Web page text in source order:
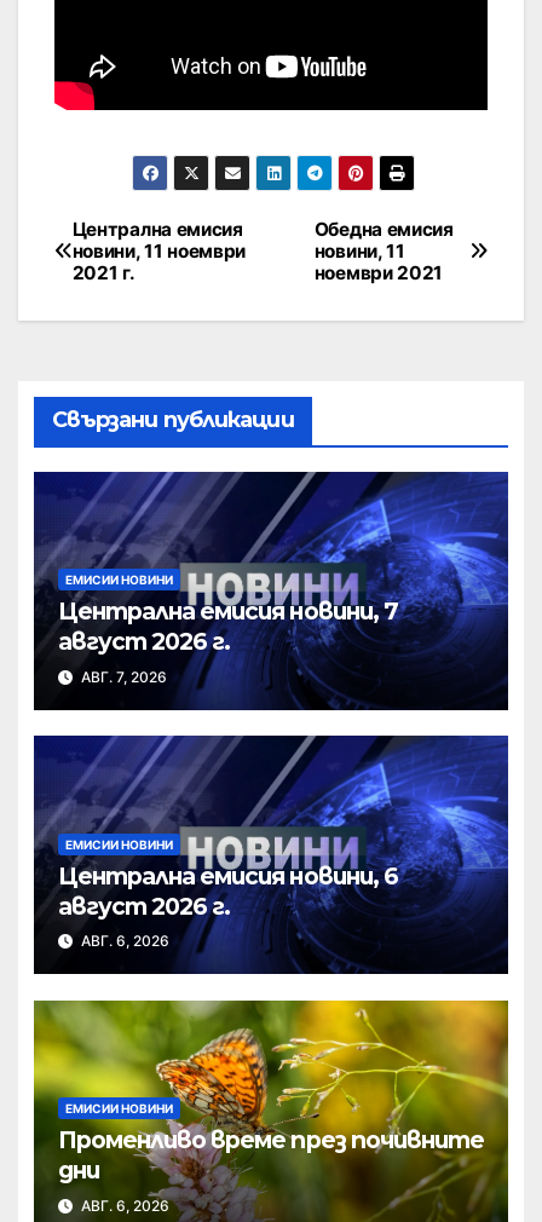
Обедна емисия
новини, 11
ноември 2021
Централна емисия
новини, 11 ноември
2021 г.
Свързани публикации
ЕМИСИИ НОВИНИ
Централна емисия новини, 7
август 2026 г.
АВГ. 7, 2026
ЕМИСИИ НОВИНИ
Централна емисия новини, 6
август 2026 г.
АВГ. 6, 2026
ЕМИСИИ НОВИНИ
Променливо време през почивните
дни
АВГ. 6, 2026